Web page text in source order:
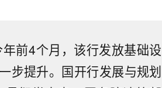
前4个月，该行发放基础设
步提升。国开行发展与规划